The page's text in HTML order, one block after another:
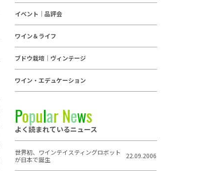
イベント｜品評会
ワイン＆ライフ
ブドウ栽培｜ヴィンテージ
ワイン・エデュケーション
Popular News
よく読まれているニュース
世界初、ワインテイスティングロボット
が日本で誕生
22.09.2006